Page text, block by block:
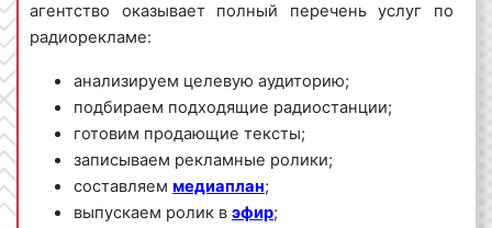
агентство оказывает полный перечень услуг по
радиорекламе:
анализируем целевую аудиторию;
подбираем подходящие радиостанции;
готовим продающие тексты;
записываем рекламные ролики;
составляем медиаплан;
выпускаем ролик в эфир;